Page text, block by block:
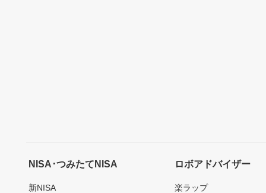
NISA･つみたてNISA
新NISA
ロボアドバイザー
楽ラップ